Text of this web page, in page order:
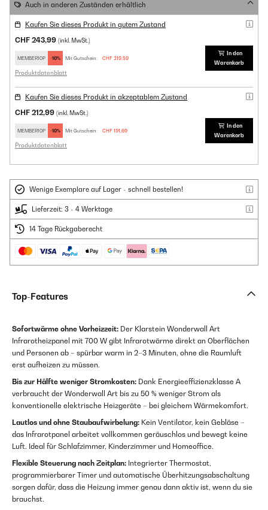
Auch in anderen Zuständen erhältlich
Kaufen Sie dieses Produkt in gutem Zustand
CHF 243,99 (inkl. MwSt.)
MEMBER10P -10% Mit Gutschein: CHF 219,59
Produktdatenblatt
In den
Warenkorb
Kaufen Sie dieses Produkt in akzeptablem Zustand
CHF 212,99 (inkl. MwSt.)
MEMBER10P -10% Mit Gutschein: CHF 191,69
Produktdatenblatt
In den
Warenkorb
Wenige Exemplare auf Lager - schnell bestellen!
Lieferzeit: 3 - 4 Werktage
14 Tage Rückgaberecht
Top-Features
Sofortwärme ohne Vorheizzeit: Der Klarstein Wonderwall Art
Infrarotheizpanel mit 700 W gibt Infrarotwärme direkt an Oberflächen
und Personen ab – spürbar warm in 2–3 Minuten, ohne die Raumluft
erst aufheizen zu müssen.
Bis zur Hälfte weniger Stromkosten: Dank Energieeffizienzklasse A
verbraucht der Wonderwall Art bis zu 50 % weniger Strom als
konventionelle elektrische Heizgeräte – bei gleichem Wärmekomfort.
Lautlos und ohne Staubaufwirbelung: Kein Ventilator, kein Gebläse –
das Infrarotpanel arbeitet vollkommen geräuschlos und bewegt keine
Luft. Ideal für Schlafzimmer, Kinderzimmer und Homeoffice.
Flexible Steuerung nach Zeitplan: Integrierter Thermostat,
programmierbarer Timer und automatische Überhitzungsabschaltung
sorgen dafür, dass die Heizung immer genau dann aktiv ist, wenn du sie
brauchst.